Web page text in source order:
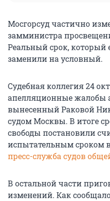
Мосгорсуд частично
замминистра
Реальный срок, который
заменили на условный.
Судебная коллегия 24
апелляционные жалобы
вынесенный Раковой
судом Москвы. В итоге
свободы постановили
испытательным сроком
пресс-служба судов
В остальной части
изменений. Как